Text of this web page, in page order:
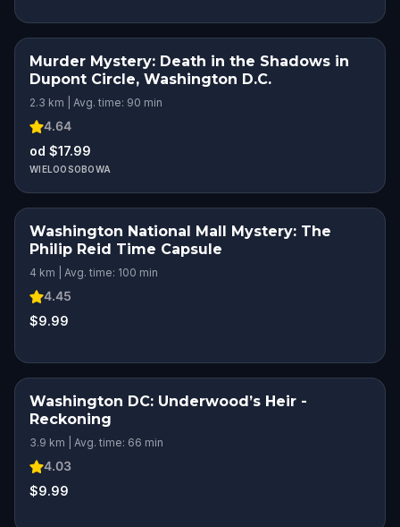
Murder Mystery: Death in the Shadows in
Dupont Circle, Washington D.C.
2.3 km | Avg. time: 90 min
4.64
od $17.99
WIELOOSOBOWA
Washington National Mall Mystery: The
Philip Reid Time Capsule
4 km | Avg. time: 100 min
4.45
$9.99
Washington DC: Underwood’s Heir -
Reckoning
3.9 km | Avg. time: 66 min
4.03
$9.99